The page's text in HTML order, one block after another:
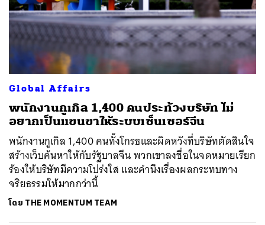
Global Affairs
พนักงานกูเกิล 1,400 คนประท้วงบริษัท ไม่
อยากเป็นแขนขาให้ระบบเซ็นเซอร์จีน
พนักงานกูเกิล 1,400 คนทั้งโกรธและผิดหวังที่บริษัทตัดสินใจ
สร้างเว็บค้นหาให้กับรัฐบาลจีน พวกเขาลงชื่อในจดหมายเรียก
ร้องให้บริษัทมีความโปร่งใส และคำนึงเรื่องผลกระทบทาง
จริยธรรมให้มากกว่านี้
โดย THE MOMENTUM TEAM